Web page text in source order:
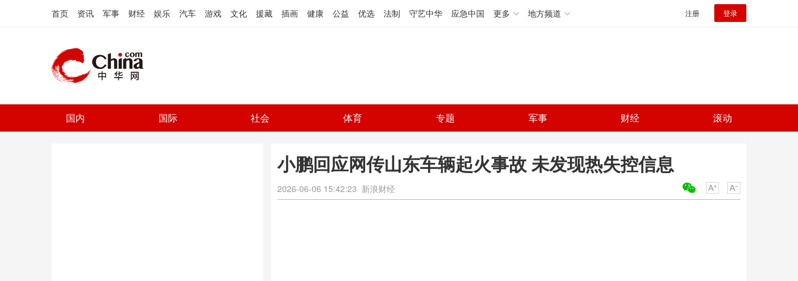
首页 资讯 军事 财经 娱乐 汽车 游戏 文化 援藏 插画 健康 公益 优选 法制 守艺中华 应急中国 更多 地方频道 注册 登录
国内 国际 社会 体育 专题 军事 财经 滚动
小鹏回应网传山东车辆起火事故 未发现热失控信息
2026-06-06 15:42:23 新浪财经